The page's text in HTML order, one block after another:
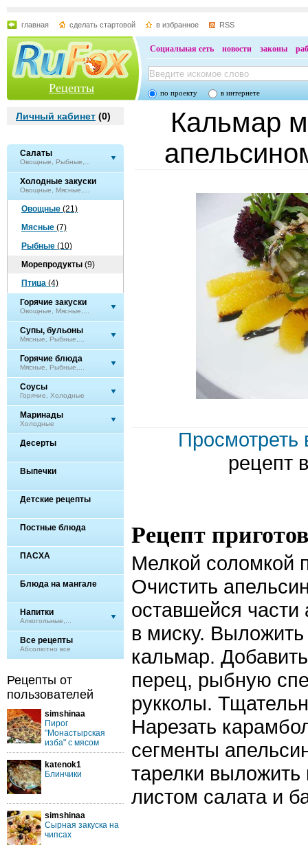
главная сделать стартовой в избранное RSS
Рецепты
Социальная сеть новости законы
по проекту в интернете
Личный кабинет (0)
Салаты
Овощные, Рыбные,...
Холодные закуски
Овощные, Мясные,...
Овощные (21)
Мясные (7)
Рыбные (10)
Морепродукты (9)
Птица (4)
Горячие закуски
Овощные, Мясные,...
Супы, бульоны
Мясные, Рыбные,...
Горячие блюда
Мясные, Рыбные,...
Соусы
Горячие, Холодные
Маринады
Холодные
Десерты
Выпечки
Детские рецепты
Постные блюда
ПАСХА
Блюда на мангале
Напитки
Алкогольные,...
Все рецепты
Абсолютно все
Рецепты от
пользователей
simshinaa
Пирог
"Монастырская
изба" с мясом
katenok1
Блинчики
simshinaa
Сырная закуска на
чипсах
Кальмар
Просмотреть
рецепт
Рецепт
Мелкой соломкой
Очистить
оставшейся части
в миску.
кальмар.
перец, рыбную
рукколы.
Нарезать
сегменты
тарелки выложить
листом салата и